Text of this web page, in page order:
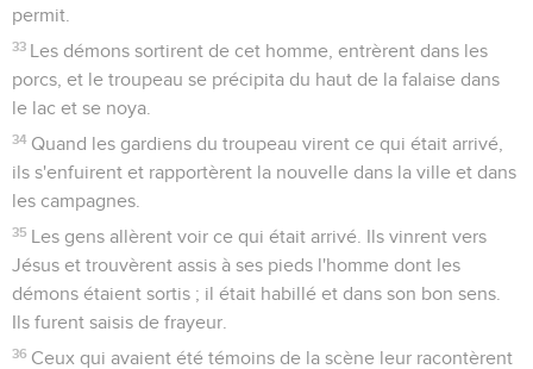
permit.
33 Les démons sortirent de cet homme, entrèrent dans les
porcs, et le troupeau se précipita du haut de la falaise dans
le lac et se noya.
34 Quand les gardiens du troupeau virent ce qui était arrivé,
ils s'enfuirent et rapportèrent la nouvelle dans la ville et dans
les campagnes.
35 Les gens allèrent voir ce qui était arrivé. Ils vinrent vers
Jésus et trouvèrent assis à ses pieds l'homme dont les
démons étaient sortis ; il était habillé et dans son bon sens.
Ils furent saisis de frayeur.
36 Ceux qui avaient été témoins de la scène leur racontèrent